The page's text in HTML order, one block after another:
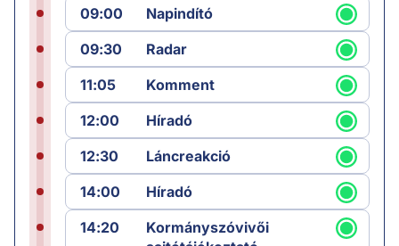
09:00
Napindító
09:30
Radar
11:05
Komment
12:00
Híradó
12:30
Láncreakció
14:00
Híradó
14:20
Kormányszóvivői